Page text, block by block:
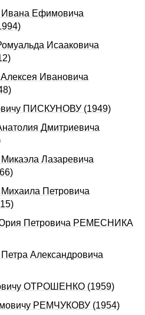
Ивана Ефимовича
Исааковича
Ивановича
ПИСКУНОВУ (1949)
Дмитриевича
Лазаревича
Петровича
Юрия Петровича РЕМЕСНИКА
Александровича
ОТРОШЕНКО (1959)
РЕМЧУКОВУ (1954)